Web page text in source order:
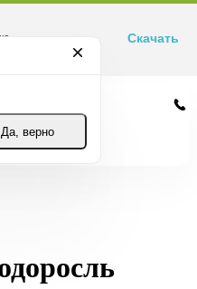
Да, верно
Скачать